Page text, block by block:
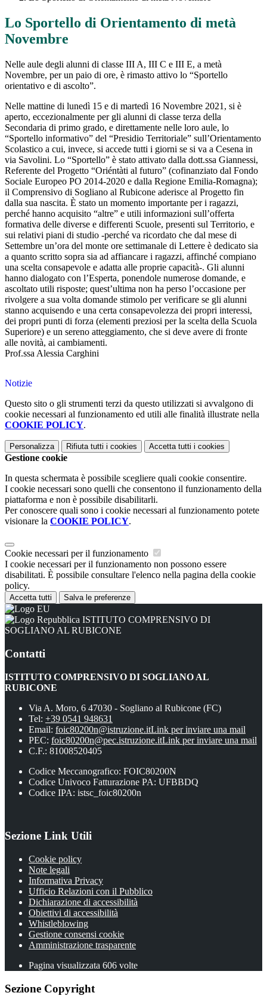
Lo Sportello di Orientamento di metà
Novembre
Nelle aule degli alunni di classe III A, III C e III E, a metà
Novembre, per un paio di ore, è rimasto attivo lo “Sportello
orientativo e di ascolto”.
Nelle mattine di lunedì 15 e di martedì 16 Novembre 2021, si è
aperto, eccezionalmente per gli alunni di classe terza della
Secondaria di primo grado, e direttamente nelle loro aule, lo
“Sportello informativo” del “Presidio Territoriale” sull’Orientamento
Scolastico a cui, invece, si accede tutti i giorni se si va a Cesena in
via Savolini. Lo “Sportello” è stato attivato dalla dott.ssa Giannessi,
Referente del Progetto “Oriéntàti al futuro” (cofinanziato dal Fondo
Sociale Europeo PO 2014-2020 e dalla Regione Emilia-Romagna);
il Comprensivo di Sogliano al Rubicone aderisce al Progetto fin
dalla sua nascita. È stato un momento importante per i ragazzi,
perché hanno acquisito “altre” e utili informazioni sull’offerta
formativa delle diverse e differenti Scuole, presenti sul Territorio, e
sui relativi piani di studio -perché va ricordato che dal mese di
Settembre un’ora del monte ore settimanale di Lettere è dedicato sia
a quanto scritto sopra sia ad affiancare i ragazzi, affinché compiano
una scelta consapevole e adatta alle proprie capacità-. Gli alunni
hanno dialogato con l’Esperta, ponendole numerose domande, e
ascoltato utili risposte; quest’ultima non ha perso l’occasione per
rivolgere a sua volta domande stimolo per verificare se gli alunni
stanno acquisendo e una certa consapevolezza dei propri interessi,
dei propri punti di forza (elementi preziosi per la scelta della Scuola
Superiore) e un sereno atteggiamento, che si deve avere di fronte
alle novità, ai cambiamenti.
Prof.ssa Alessia Carghini
Notizie
Questo sito o gli strumenti terzi da questo utilizzati si avvalgono di
cookie necessari al funzionamento ed utili alle finalità illustrate nella
COOKIE POLICY.
Personalizza Rifiuta tutti i cookies Accetta tutti i cookies
Gestione cookie
In questa schermata è possibile scegliere quali cookie consentire.
I cookie necessari sono quelli che consentono il funzionamento della
piattaforma e non è possibile disabilitarli.
Per conoscere quali sono i cookie necessari al funzionamento potete
visionare la COOKIE POLICY.
Cookie necessari per il funzionamento
I cookie necessari per il funzionamento non possono essere
disabilitati. È possibile consultare l'elenco nella pagina della cookie
policy.
Accetta tutti Salva le preferenze
ISTITUTO COMPRENSIVO DI
SOGLIANO AL RUBICONE
Contatti
ISTITUTO COMPRENSIVO DI SOGLIANO AL
RUBICONE
Via A. Moro, 6 47030 - Sogliano al Rubicone (FC)
Tel: +39 0541 948631
Email: foic80200n@istruzione.itLink per inviare una mail
PEC: foic80200n@pec.istruzione.itLink per inviare una mail
C.F.: 81008520405
Codice Meccanografico: FOIC80200N
Codice Univoco Fatturazione PA: UFBBDQ
Codice IPA: istsc_foic80200n
Sezione Link Utili
Cookie policy
Note legali
Informativa Privacy
Ufficio Relazioni con il Pubblico
Dichiarazione di accessibilità
Obiettivi di accessibilità
Whistleblowing
Gestione consensi cookie
Amministrazione trasparente
Pagina visualizzata 606 volte
Sezione Copyright